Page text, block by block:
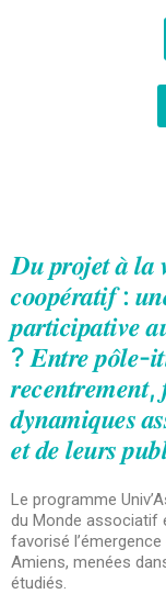
𝑫𝒖 𝒑𝒓𝒐𝒋𝒆𝒕 𝒂̀ 𝒍𝒂
𝒄𝒐𝒐𝒑𝒆́𝒓𝒂𝒕𝒊𝒇 :
𝒑𝒂𝒓𝒕𝒊𝒄𝒊𝒑𝒂𝒕𝒊𝒗𝒆
? 𝑬𝒏𝒕𝒓𝒆 𝒑𝒐̂𝒍𝒆-
𝒓𝒆𝒄𝒆𝒏𝒕𝒓𝒆𝒎𝒆𝒏𝒕,
𝒅𝒚𝒏𝒂𝒎𝒊𝒒𝒖𝒆𝒔
𝒆𝒕 𝒅𝒆 𝒍𝒆𝒖𝒓𝒔
Le programme
du Monde associatif
favorisé l’émergence
Amiens, menées
étudiés.